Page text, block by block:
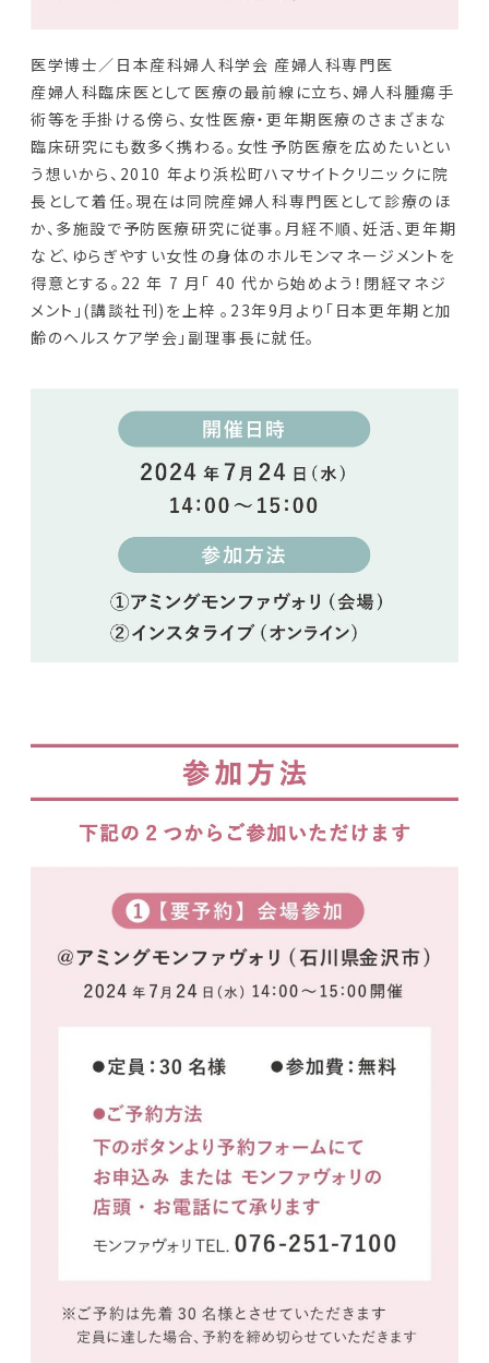
医学博士／日本産科婦人科学会 産婦人科専門医
産婦人科臨床医として医療の最前線に立ち、婦人科腫瘍手
術等を手掛ける傍ら、女性医療・更年期医療のさまざまな
臨床研究にも数多く携わる。女性予防医療を広めたいとい
う想いから、2010 年より浜松町ハマサイトクリニックに院
長として着任。現在は同院産婦人科専門医として診療のほ
か、多施設で予防医療研究に従事。月経不順、妊活、更年期
など、ゆらぎやすい女性の身体のホルモンマネージメントを
得意とする。22 年 7 月「 40 代から始めよう！閉経マネジ
メント」(講談社刊)を上梓 。23年9月より「日本更年期と加
齢のヘルスケア学会」副理事長に就任。